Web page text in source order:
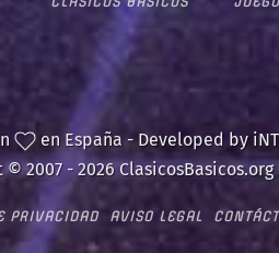
en España - Developed by
© 2007 -2026
PRIVACIDAD AVISO LEGAL